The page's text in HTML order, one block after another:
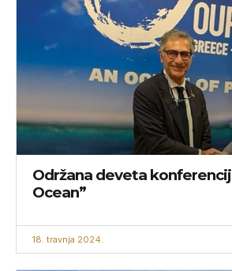
Održana deveta
Ocean”
18. travnja 2024.